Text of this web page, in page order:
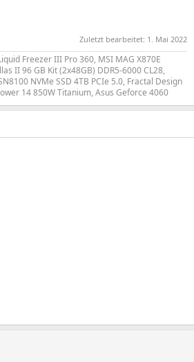
Zuletzt bearbeitet: 1. Mai 2022
Freezer III Pro 360, MSI MAG X870E
II 96 GB Kit (2x48GB) DDR5-6000 CL28,
NVMe SSD 4TB PCIe 5.0, Fractal Design
14 850W Titanium, Asus Geforce 4060